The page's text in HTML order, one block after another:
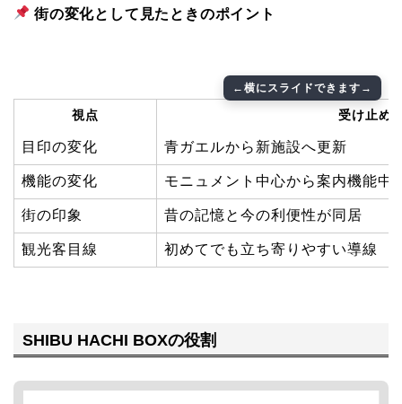
街の変化として見たときのポイント
視点 受け止め
目印の変化 青ガエルから新施設へ更新
機能の変化 モニュメント中心から案内機能中
街の印象 昔の記憶と今の利便性が同居
観光客目線 初めてでも立ち寄りやすい導線
SHIBU HACHI BOXの役割